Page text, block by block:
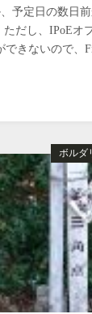
予定日の数日
だし、IPoEオ
できないので、
ボルダ